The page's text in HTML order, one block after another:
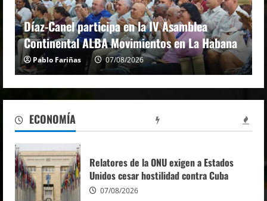
La Habana
Crisis del orden mundial y
marcan inicio de IV Asamblea
ALBA Movimientos
Pablo Fariñas 07/08/2026
2
Cuba cuenta con la solidaridad de los
partidos comunistas y obreros
08/08/2026
3
08/08/2026
ECONOMÍA
Relatores de la ONU exigen a Estados
Unidos cesar hostilidad contra Cuba
07/08/2026